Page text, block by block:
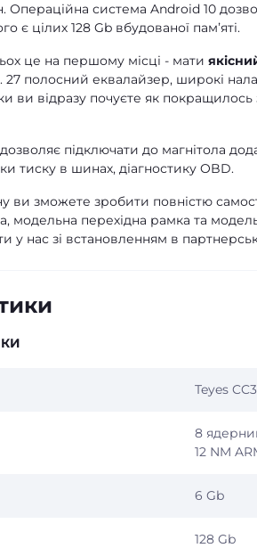
Операційна система Android 10
є цілих 128 Gb вбудованої памʼяті.
це на першому місці - мати
полосний еквалайзер, широкі
ви відразу почуєте як
підключати до магнітола
тиску в шинах, діагностику OBD.
ви зможете зробити повністю
модельна перехідна рамка та
у нас зі встановленням в
Teyes
8
12 NM
6 Gb
128 Gb